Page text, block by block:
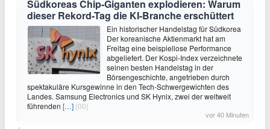
Südkoreas Chip-Giganten explodieren: Warum
dieser Rekord-Tag die KI-Branche erschüttert
Ein historischer Handelstag für Südkorea
Der koreanische Aktienmarkt hat am
Freitag eine beispiellose Performance
abgeliefert. Der Kospi-Index verzeichnete
seinen besten Handelstag in der
Börsengeschichte, angetrieben durch
spektakuläre Kursgewinne in den Tech-Schwergewichten des
Landes. Samsung Electronics und SK Hynix, zwei der weltweit
führenden […] (00)
vor 40 Minuten